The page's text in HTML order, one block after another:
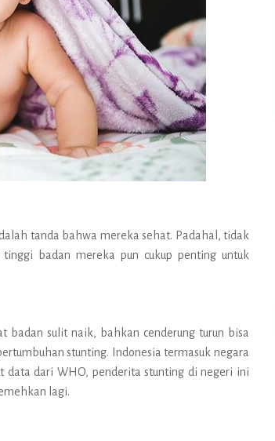
tanda bahwa mereka sehat. Padahal, tidak
badan mereka pun cukup penting untuk
sulit naik, bahkan cenderung turun bisa
stunting. Indonesia termasuk negara
data dari WHO, penderita stunting di negeri ini
lagi.